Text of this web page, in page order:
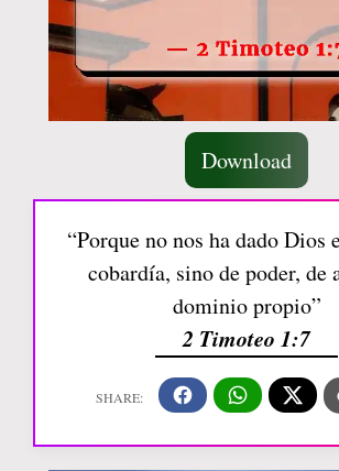
Download
“Porque no nos ha dado Dios
cobardía, sino de poder, de
dominio propio”
2 Timoteo 1:7